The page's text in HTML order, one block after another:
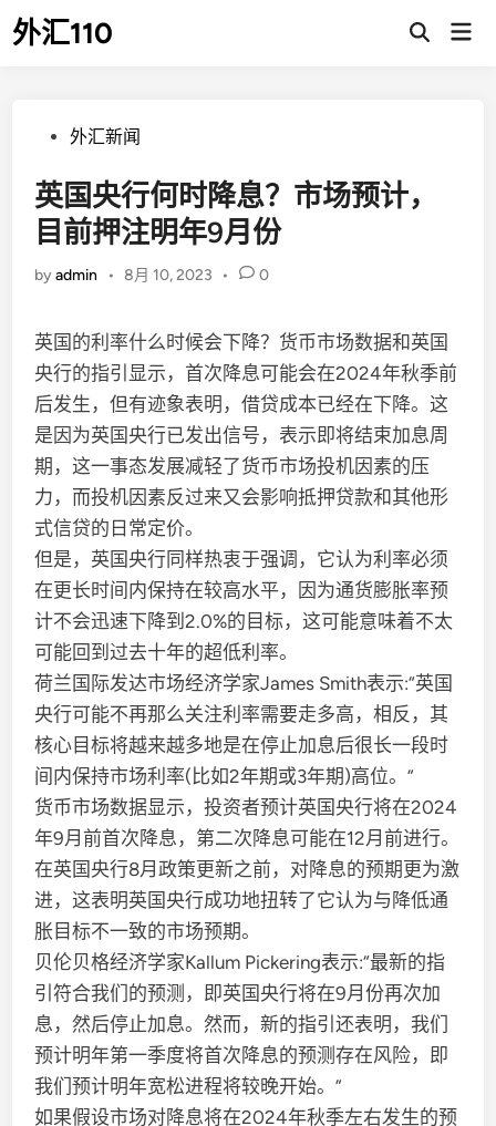
Skip
to外汇110
Open
Posted外汇新闻
英国央行何时降息？市场预计，
目前押注明年9月份
byadmin • 8月 10, 2023 • 0
英国的利率什么时候会下降？货币市场数据和英国
央行的指引显示，首次降息可能会在2024年秋季前
后发生，但有迹象表明，借贷成本已经在下降。这
是因为英国央行已发出信号，表示即将结束加息周
期，这一事态发展减轻了货币市场投机因素的压
力，而投机因素反过来又会影响抵押贷款和其他形
式信贷的日常定价。
但是，英国央行同样热衷于强调，它认为利率必须
在更长时间内保持在较高水平，因为通货膨胀率预
计不会迅速下降到2.0%的目标，这可能意味着不太
可能回到过去十年的超低利率。
荷兰国际发达市场经济学家James Smith表示:“英国
央行可能不再那么关注利率需要走多高，相反，其
核心目标将越来越多地是在停止加息后很长一段时
间内保持市场利率(比如2年期或3年期)高位。”
货币市场数据显示，投资者预计英国央行将在2024
年9月前首次降息，第二次降息可能在12月前进行。
在英国央行8月政策更新之前，对降息的预期更为激
进，这表明英国央行成功地扭转了它认为与降低通
胀目标不一致的市场预期。
贝伦贝格经济学家Kallum Pickering表示:“最新的指
引符合我们的预测，即英国央行将在9月份再次加
息，然后停止加息。然而，新的指引还表明，我们
预计明年第一季度将首次降息的预测存在风险，即
我们预计明年宽松进程将较晚开始。”
如果假设市场对降息将在2024年秋季左右发生的预